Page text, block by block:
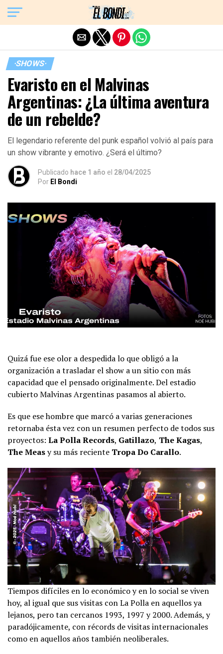
·SHOWS·
Evaristo en el Malvinas
Argentinas: ¿La última aventura
de un rebelde?
El legendario referente del punk español volvió al país para
un show vibrante y emotivo. ¿Será el último?
Publicado hace 1 año el 28/04/2025
Por El Bondi
Quizá fue ese olor a despedida lo que obligó a la
organización a trasladar el show a un sitio con más
capacidad que el pensado originalmente. Del estadio
cubierto Malvinas Argentinas pasamos al abierto.
Es que ese hombre que marcó a varias generaciones
retornaba ésta vez con un resumen perfecto de todos sus
proyectos: La Polla Records, Gatillazo, The Kagas,
The Measy su más reciente Tropa Do Carallo.
Tiempos difíciles en lo económico y en lo social se viven
hoy, al igual que sus visitas con La Polla en aquellos ya
lejanos, pero tan cercanos 1993, 1997 y 2000. Además, y
paradójicamente, con récords de visitas internacionales
como en aquellos años también neoliberales.
Exit mobile version